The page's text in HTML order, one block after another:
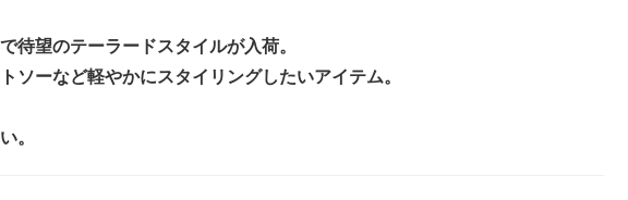
待望のテーラードスタイルが入荷。
ソーなど軽やかにスタイリングしたいアイテム。
。